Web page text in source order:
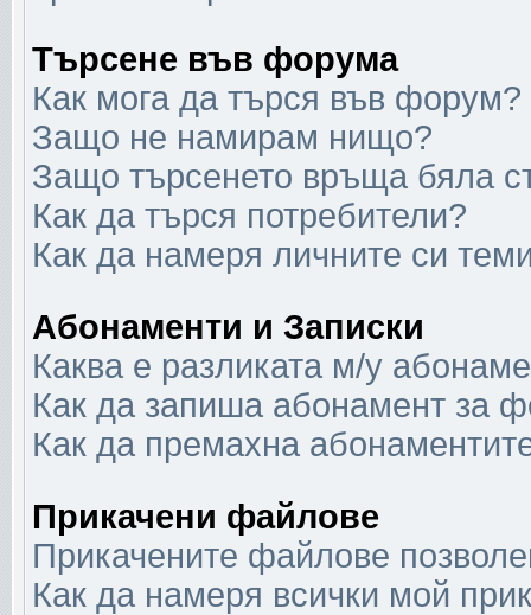
Търсене във форума
Как мога да търся във форум?
Защо не намирам нищо?
Защо търсенето връща бяла
Как да търся потребители?
Как да намеря личните си
Абонаменти и Записки
Каква е разликата м/у
Как да запиша абонамент за
Как да премахна
Прикачени файлове
Прикачените файлове
Как да намеря всички мой